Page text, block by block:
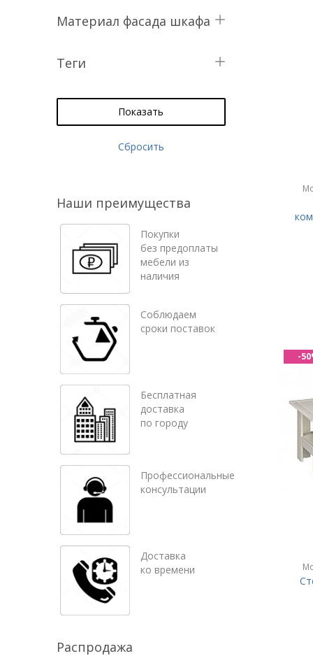
90,1 см
54,4 см
ЛДСП
Материал фасада шкафа
Теги
без надстройки
Показать
Сбросить
Наши преимущества
Покупки
без предоплаты
мебели из
наличия
Соблюдаем
сроки поставок
Бесплатная
доставка
по городу
Профессиональные
консультации
Доставка
ко времени
Распродажа
-